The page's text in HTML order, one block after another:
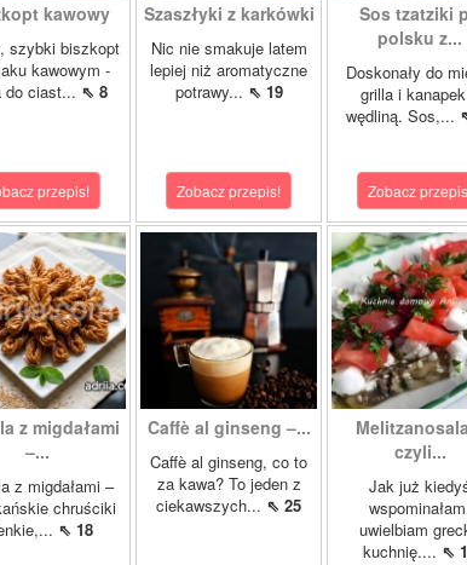
kawowy
szybki biszkopt
kawowym -
do ciast... ⇖ 8
przepis!
Szaszłyki z karkówki
Nic nie smakuje latem
lepiej niż aromatyczne
potrawy... ⇖ 19
Zobacz przepis!
Sos tzatziki
polsku z...
Doskonały do
grilla i
wędliną. Sos,...
Zobacz
z migdałami
–...
z migdałami –
chruściki
⇖ 18
Caffè al ginseng –...
Caffè al ginseng, co to
za kawa? To jeden z
ciekawszych... ⇖ 25
czyli...
Jak już
uwielbiam
kuchnię.... ⇖